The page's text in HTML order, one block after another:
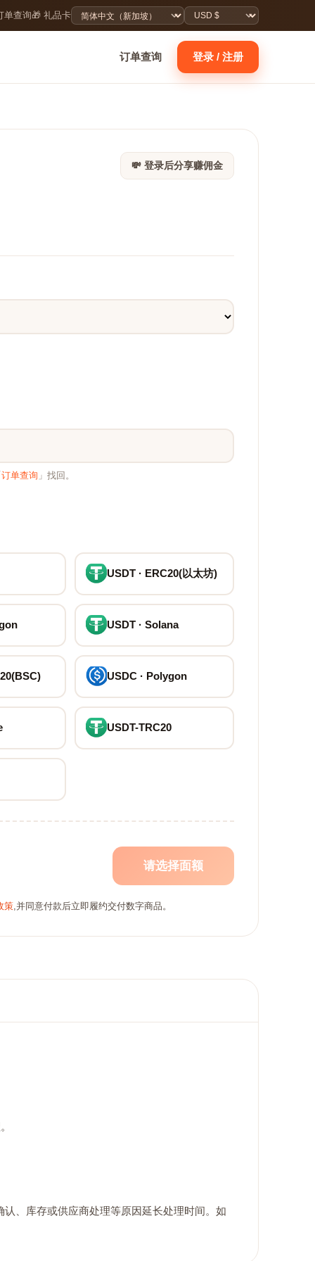
单查询🎁 礼品卡
订单查询 登录 / 注册
💸 登录后分享赚佣金
订单查询 」找回。
USDT · ERC20(以太坊)
USDT · Solana
USDC · Polygon
USDT-TRC20
请选择面额
策,并同意付款后立即履约交付数字商品。
、库存或供应商处理等原因延长处理时间。如